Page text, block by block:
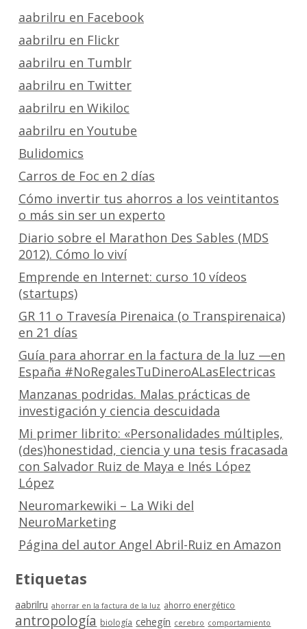
aabrilru en Facebook
aabrilru en Flickr
aabrilru en Tumblr
aabrilru en Twitter
aabrilru en Wikiloc
aabrilru en Youtube
Bulidomics
Carros de Foc en 2 días
Cómo invertir tus ahorros a los veintitantos
o más sin ser un experto
Diario sobre el Marathon Des Sables (MDS
2012). Cómo lo viví
Emprende en Internet: curso 10 vídeos
(startups)
GR 11 o Travesía Pirenaica (o Transpirenaica)
en 21 días
Guía para ahorrar en la factura de la luz —en
España #NoRegalesTuDineroALasElectricas
Manzanas podridas. Malas prácticas de
investigación y ciencia descuidada
Mi primer librito: «Personalidades múltiples,
(des)honestidad, ciencia y una tesis fracasada
con Salvador Ruiz de Maya e Inés López
López
Neuromarkewiki – La Wiki del
NeuroMarketing
Página del autor Angel Abril-Ruiz en Amazon
Etiquetas
aabrilru ahorrar en la factura de la luz ahorro energético
antropología biología cehegín cerebro comportamiento